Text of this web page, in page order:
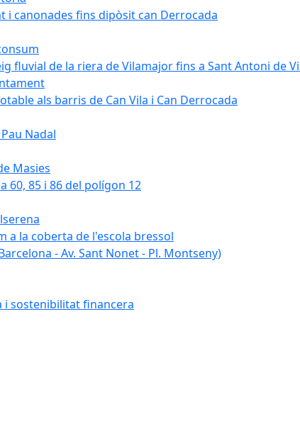
i canonades fins dipòsit can Derrocada
fluvial de la riera de Vilamajor fins a Sant Antoni de
als barris de Can Vila i Can Derrocada
Nadal
Masies
60, 85 i 86 del polígon 12
a la coberta de l'escola bressol
- Av. Sant Nonet - Pl. Montseny)
sostenibilitat financera